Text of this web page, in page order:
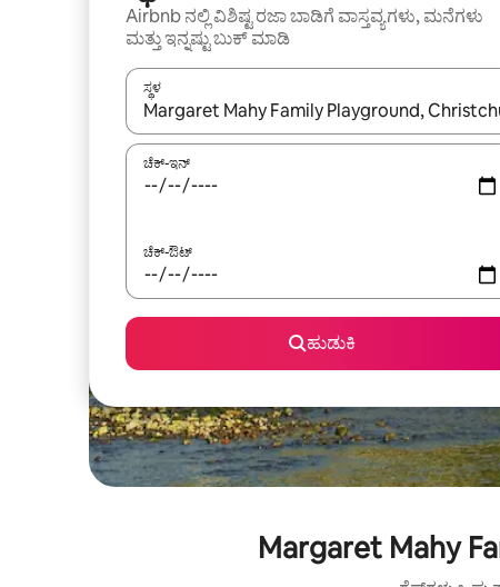
Airbnb ನಲ್ಲಿ ವಿಶಿಷ್ಟ ರಜಾ ಬಾಡಿಗೆ ವಾಸ್ತವ್ಯಗಳು, ಮನೆಗಳು
ಮತ್ತು ಇನ್ನಷ್ಟು ಬುಕ್ ಮಾಡಿ
ಸ್ಥಳ
ಫಲಿತಾಂಶಗಳು ಲಭ್ಯವಿರುವಾಗ, ಅಪ್ ಮತ್ತು ಡೌನ್ ಬಾಣದ
ಚೆಕ್-ಇನ್
ಚೆಕ್-ಔಟ್
ಹುಡುಕಿ
Margaret Mahy